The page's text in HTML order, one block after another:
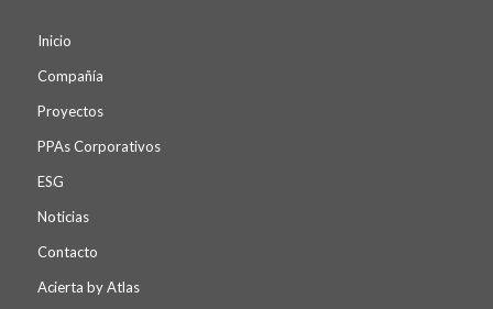
Inicio
Compañía
Proyectos
PPAsCorporativos
ESG
Noticias
Contacto
Acierta by Atlas